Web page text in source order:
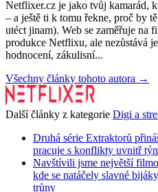
Netflixer.cz je jako tvůj kamarád,
– a ještě ti k tomu řekne, proč by
utéct jinam). Web se zaměřuje na
produkce Netflixu, ale nezůstává
hodnocení, zákulisní...
Všechny články tohoto autora →
Další články z kategorie Digi a
Druhá série Extraktorů
pracuje s konflikty uvnitř
Navštívili jsme největší
kde se natáčely slavné
trůny